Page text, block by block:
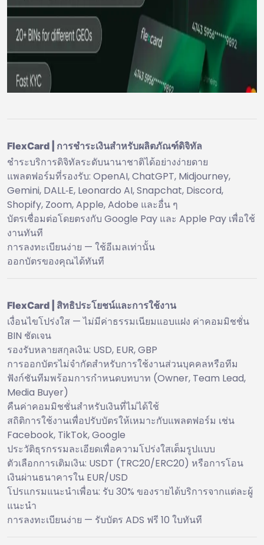
FlexCard | การชำระเงินสำหรับผลิตภัณฑ์ดิจิทัล
ชำระบริการดิจิทัลระดับนานาชาติได้อย่างง่ายดาย
แพลตฟอร์มที่รองรับ: OpenAI, ChatGPT, Midjourney,
Gemini, DALL‑E, Leonardo AI, Snapchat, Discord,
Shopify, Zoom, Apple, Adobe และอื่น ๆ
บัตรเชื่อมต่อโดยตรงกับ Google Pay และ Apple Pay เพื่อใช้
งานทันที
การลงทะเบียนง่าย — ใช้อีเมลเท่านั้น
ออกบัตรของคุณได้ทันที
FlexCard | สิทธิประโยชน์และการใช้งาน
เงื่อนไขโปร่งใส — ไม่มีค่าธรรมเนียมแอบแฝง ค่าคอมมิชชั่น
BIN ชัดเจน
รองรับหลายสกุลเงิน: USD, EUR, GBP
การออกบัตรไม่จำกัดสำหรับการใช้งานส่วนบุคคลหรือทีม
ฟังก์ชันทีมพร้อมการกำหนดบทบาท (Owner, Team Lead,
Media Buyer)
คืนค่าคอมมิชชั่นสำหรับเงินที่ไม่ได้ใช้
สถิติการใช้งานเพื่อปรับบัตรให้เหมาะกับแพลตฟอร์ม เช่น
Facebook, TikTok, Google
ประวัติธุรกรรมละเอียดเพื่อความโปร่งใสเต็มรูปแบบ
ตัวเลือกการเติมเงิน: USDT (TRC20/ERC20) หรือการโอน
เงินผ่านธนาคารใน EUR/USD
โปรแกรมแนะนำเพื่อน: รับ 30% ของรายได้บริการจากแต่ละผู้
แนะนำ
การลงทะเบียนง่าย — รับบัตร ADS ฟรี 10 ใบทันที